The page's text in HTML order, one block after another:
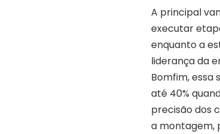
A principal
executar
enquanto a
liderança da
Bomfim, essa
até 40%
precisão dos
a montagem,